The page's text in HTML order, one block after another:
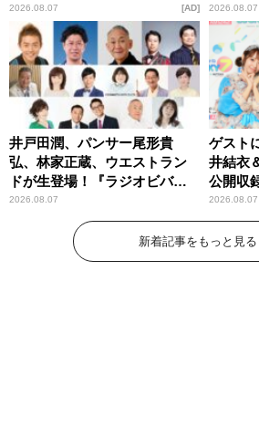
2026.08.07 AD
パンプ
2026.08.07
井戸田潤、パンサー尾形貴
弘、林家正蔵、ウエストラン
ドが生登場！『ラジオビバリ
ー昼ズ』
2026.08.07
ゲスト
井結衣
公開収
2026.08.07
新着記事をもっと見る